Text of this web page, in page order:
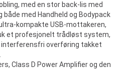
med en stor back-lis med
både med Handheld og Bodypack
kompakte USB-mottakeren,
et profesjonelt trådløst system,
interferensfri overføring takket
Class D Power Amplifier og den